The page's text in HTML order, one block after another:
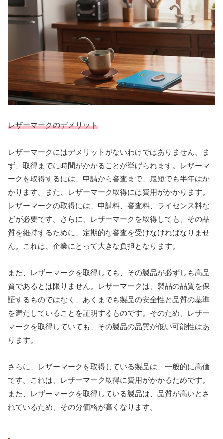
レザーマークのデメリット
レザーマークにはデメリットがないわけではありません。ま
ず、取得までに時間がかかることが挙げられます。レザーマ
ークを取得するには、申請から審査まで、最短でも半年はか
かります。また、レザーマーク取得には費用がかかります。
レザーマークの取得には、申請料、審査料、ライセンス料な
どが必要です。さらに、レザーマークを取得しても、その品
質を維持するために、定期的な審査を受けなければなりませ
ん。これは、企業にとって大きな負担となります。
また、レザーマークを取得しても、その製品が必ずしも高品
質であるとは限りません。レザーマークは、製品の品質を保
証するものではなく、あくまでも製品の安全性と品質の基準
を満たしていることを証明するものです。そのため、レザー
マークを取得していても、その製品の品質が低い可能性はあ
ります。
さらに、レザーマークを取得している製品は、一般的に高価
です。これは、レザーマーク取得に費用がかかるためです。
また、レザーマークを取得している製品は、品質が高いとさ
れているため、その分価格が高くなります。